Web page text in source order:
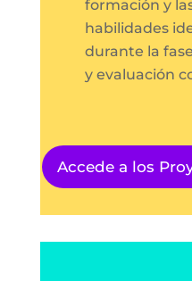
formación y
habilidades
durante la
y evaluación
Accede a los